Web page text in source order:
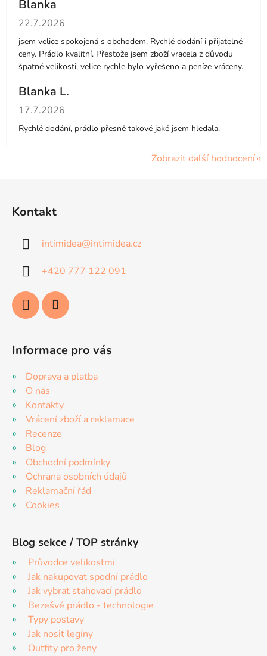
Blanka
Hodnocení obchodu je 5 z 5 hvězdiček.
22.7.2026
jsem velice spokojená s obchodem. Rychlé dodání i přijatelné
ceny. Prádlo kvalitní. Přestože jsem zboží vracela z důvodu
špatné velikosti, velice rychle bylo vyřešeno a peníze vráceny.
Blanka L.
Hodnocení obchodu je 5 z 5 hvězdiček.
17.7.2026
Rychlé dodání, prádlo přesně takové jaké jsem hledala.
Zobrazit další hodnocení
Kontakt
intimidea@intimidea.cz
+420 777 122 091
Informace pro vás
Doprava a platba
O nás
Kontakty
Vrácení zboží a reklamace
Recenze
Blog
Obchodní podmínky
Ochrana osobních údajů
Reklamační řád
Cookies
Blog sekce / TOP stránky
Průvodce velikostmi
Jak nakupovat spodní prádlo
Jak vybrat stahovací prádlo
Bezešvé prádlo - technologie
Typy postavy
Jak nosit legíny
Outfity pro ženy